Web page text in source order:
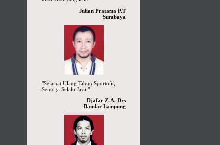
Julian Pratama P.T
Surabaya
"Selamat Ulang Tahun Sportofit,
Semoga Selalu Jaya."
Djafar Z. A, Drs
Bandar Lampung